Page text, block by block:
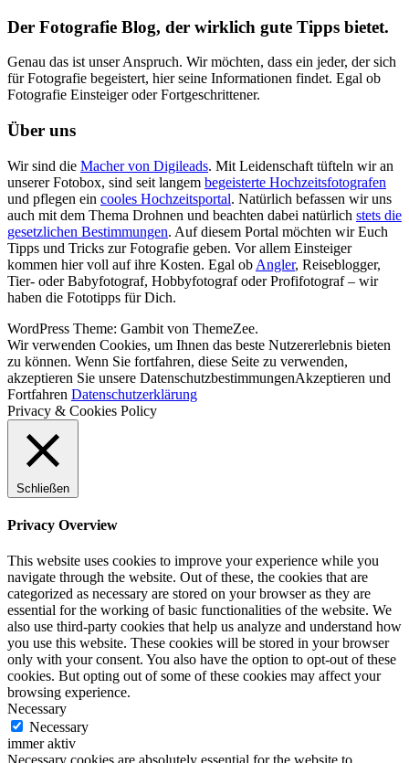
Der Fotografie Blog, der wirklich gute Tipps bietet.
Genau das ist unser Anspruch. Wir möchten, dass ein jeder, der sich
für Fotografie begeistert, hier seine Informationen findet. Egal ob
Fotografie Einsteiger oder Fortgeschrittener.
Über uns
Wir sind die Macher von Digileads. Mit Leidenschaft tüfteln wir an
unserer Fotobox, sind seit langem begeisterte Hochzeitsfotografen
und pflegen ein cooles Hochzeitsportal. Natürlich befassen wir uns
auch mit dem Thema Drohnen und beachten dabei natürlich stets die
gesetzlichen Bestimmungen. Auf diesem Portal möchten wir Euch
Tipps und Tricks zur Fotografie geben. Vor allem Einsteiger
kommen hier voll auf ihre Kosten. Egal ob Angler, Reiseblogger,
Tier- oder Babyfotograf, Hobbyfotograf oder Profifotograf – wir
haben die Fototipps für Dich.
WordPress Theme: Gambit von ThemeZee.
Wir verwenden Cookies, um Ihnen das beste Nutzererlebnis bieten
zu können. Wenn Sie fortfahren, diese Seite zu verwenden,
akzeptieren Sie unsere DatenschutzbestimmungenAkzeptieren und
Fortfahren Datenschutzerklärung
Privacy & Cookies Policy
Schließen
Privacy Overview
This website uses cookies to improve your experience while you
navigate through the website. Out of these, the cookies that are
categorized as necessary are stored on your browser as they are
essential for the working of basic functionalities of the website. We
also use third-party cookies that help us analyze and understand how
you use this website. These cookies will be stored in your browser
only with your consent. You also have the option to opt-out of these
cookies. But opting out of some of these cookies may affect your
browsing experience.
Necessary
Necessary
immer aktiv